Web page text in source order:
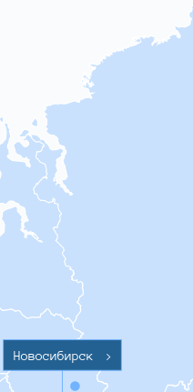
Новосибирск >